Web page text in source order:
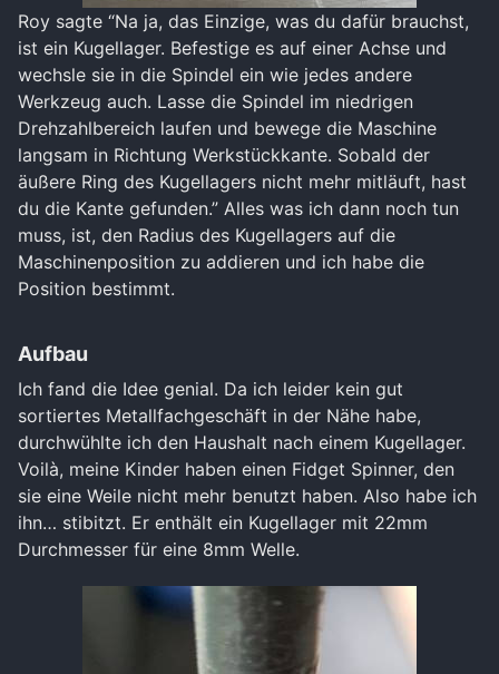
Roy sagte “Na ja, das Einzige, was du dafür brauchst,
ist ein Kugellager. Befestige es auf einer Achse und
wechsle sie in die Spindel ein wie jedes andere
Werkzeug auch. Lasse die Spindel im niedrigen
Drehzahlbereich laufen und bewege die Maschine
langsam in Richtung Werkstückkante. Sobald der
äußere Ring des Kugellagers nicht mehr mitläuft, hast
du die Kante gefunden.” Alles was ich dann noch tun
muss, ist, den Radius des Kugellagers auf die
Maschinenposition zu addieren und ich habe die
Position bestimmt.
Aufbau
Ich fand die Idee genial. Da ich leider kein gut
sortiertes Metallfachgeschäft in der Nähe habe,
durchwühlte ich den Haushalt nach einem Kugellager.
Voilà, meine Kinder haben einen Fidget Spinner, den
sie eine Weile nicht mehr benutzt haben. Also habe ich
ihn… stibitzt. Er enthält ein Kugellager mit 22mm
Durchmesser für eine 8mm Welle.